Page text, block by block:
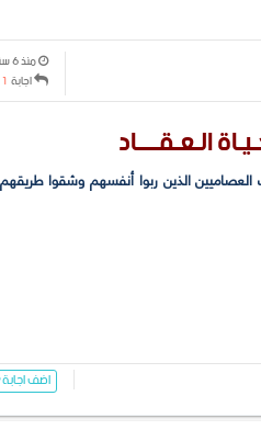
منذ 6 سنوات
اجابة1
الـعـقــــاد
الذين ربوا أنفسهم وشقوا
اضف اجابة